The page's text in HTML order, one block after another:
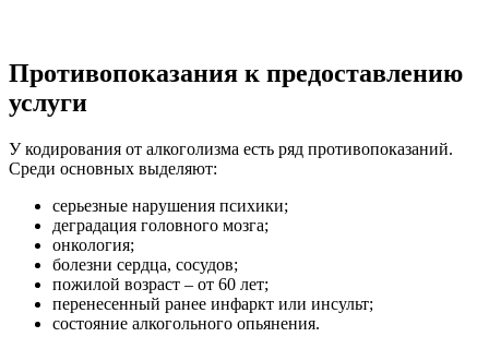
Противопоказания к предоставлению
услуги
У кодирования от алкоголизма есть ряд противопоказаний.
Среди основных выделяют:
серьезные нарушения психики;
деградация головного мозга;
онкология;
болезни сердца, сосудов;
пожилой возраст – от 60 лет;
перенесенный ранее инфаркт или инсульт;
состояние алкогольного опьянения.